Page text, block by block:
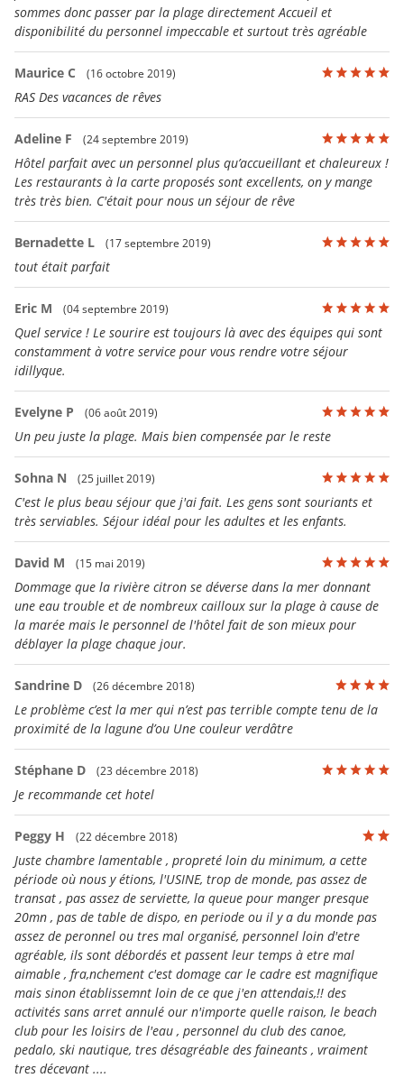
sommes donc passer par la plage directement Accueil et
disponibilité du personnel impeccable et surtout très agréable
Maurice C (16 octobre 2019)
RAS Des vacances de rêves
Adeline F (24 septembre 2019)
Hôtel parfait avec un personnel plus qu’accueillant et chaleureux !
Les restaurants à la carte proposés sont excellents, on y mange
très très bien. C'était pour nous un séjour de rêve
Bernadette L (17 septembre 2019)
tout était parfait
Eric M (04 septembre 2019)
Quel service ! Le sourire est toujours là avec des équipes qui sont
constamment à votre service pour vous rendre votre séjour
idillyque.
Evelyne P (06 août 2019)
Un peu juste la plage. Mais bien compensée par le reste
Sohna N (25 juillet 2019)
C'est le plus beau séjour que j'ai fait. Les gens sont souriants et
très serviables. Séjour idéal pour les adultes et les enfants.
David M (15 mai 2019)
Dommage que la rivière citron se déverse dans la mer donnant
une eau trouble et de nombreux cailloux sur la plage à cause de
la marée mais le personnel de l'hôtel fait de son mieux pour
déblayer la plage chaque jour.
Sandrine D (26 décembre 2018)
Le problème c’est la mer qui n’est pas terrible compte tenu de la
proximité de la lagune d’ou Une couleur verdâtre
Stéphane D (23 décembre 2018)
Je recommande cet hotel
Peggy H (22 décembre 2018)
Juste chambre lamentable , propreté loin du minimum, a cette
période où nous y étions, l'USINE, trop de monde, pas assez de
transat , pas assez de serviette, la queue pour manger presque
20mn , pas de table de dispo, en periode ou il y a du monde pas
assez de peronnel ou tres mal organisé, personnel loin d'etre
agréable, ils sont débordés et passent leur temps à etre mal
aimable , fra,nchement c'est domage car le cadre est magnifique
mais sinon établissemnt loin de ce que j'en attendais,!! des
activités sans arret annulé our n'importe quelle raison, le beach
club pour les loisirs de l'eau , personnel du club des canoe,
pedalo, ski nautique, tres désagréable des faineants , vraiment
tres décevant ....